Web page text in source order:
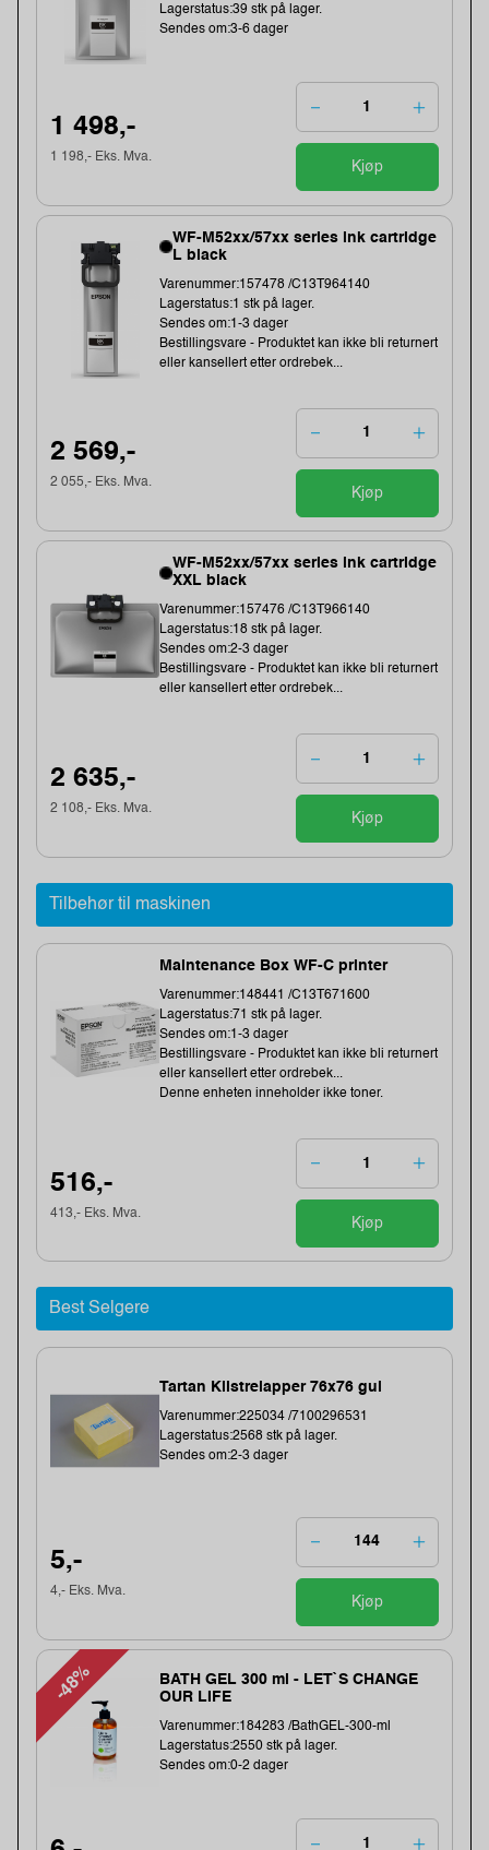
Lagerstatus:39 stk på lager.
Sendes om:3-6 dager
1 498,-
1 198,- Eks. Mva.
Kjøp
WF-M52xx/57xx series ink cartridge
L black
Varenummer:157478 /C13T964140
Lagerstatus:1 stk på lager.
Sendes om:1-3 dager
Bestillingsvare - Produktet kan ikke bli returnert
eller kansellert etter ordrebek...
2 569,-
2 055,- Eks. Mva.
Kjøp
WF-M52xx/57xx series ink cartridge
XXL black
Varenummer:157476 /C13T966140
Lagerstatus:18 stk på lager.
Sendes om:2-3 dager
Bestillingsvare - Produktet kan ikke bli returnert
eller kansellert etter ordrebek...
2 635,-
2 108,- Eks. Mva.
Kjøp
Tilbehør til maskinen
Maintenance Box WF-C printer
Varenummer:148441 /C13T671600
Lagerstatus:71 stk på lager.
Sendes om:1-3 dager
Bestillingsvare - Produktet kan ikke bli returnert
eller kansellert etter ordrebek...
Denne enheten inneholder ikke toner.
516,-
413,- Eks. Mva.
Kjøp
Best Selgere
Tartan Klistrelapper 76x76 gul
Varenummer:225034 /7100296531
Lagerstatus:2568 stk på lager.
Sendes om:2-3 dager
5,-
4,- Eks. Mva.
Kjøp
-48%
BATH GEL 300 ml - LET`S CHANGE
OUR LIFE
Varenummer:184283 /BathGEL-300-ml
Lagerstatus:2550 stk på lager.
Sendes om:0-2 dager